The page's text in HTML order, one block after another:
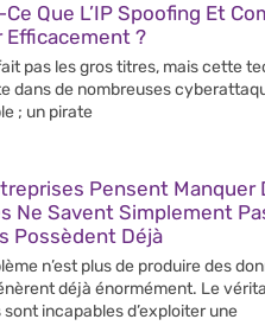
Que L’IP Spoofing Et
Efficacement ?
pas les gros titres, mais cette
dans de nombreuses
; un pirate
Pensent Manquer
Ne Savent Simplement
Possèdent Déjà
n’est plus de produire des
déjà énormément. Le
incapables d’exploiter une